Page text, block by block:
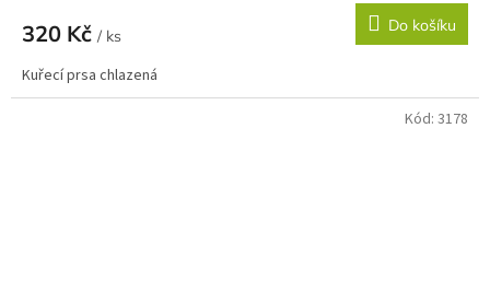
320 Kč / ks
Do košíku
Kuřecí prsa chlazená
Kód: 3178